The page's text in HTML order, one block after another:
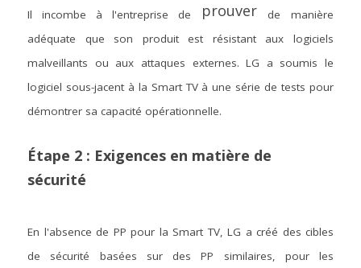
Il incombe à l'entreprise de prouver de
manière
adéquate que son produit est résistant aux logiciels
malveillants ou aux attaques externes. LG a soumis le
logiciel sous-jacent à la Smart TV à une série de tests pour
démontrer sa capacité opérationnelle.
Étape 2 : Exigences en matière de
sécurité
En l'absence de PP pour la Smart TV, LG a créé des cibles
de sécurité basées sur des PP similaires, pour les